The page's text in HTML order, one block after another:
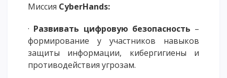
Миссия CyberHands:
· Развивать цифровую безопасность –
формирование у участников навыков
защиты информации, кибергигиены и
противодействия угрозам.